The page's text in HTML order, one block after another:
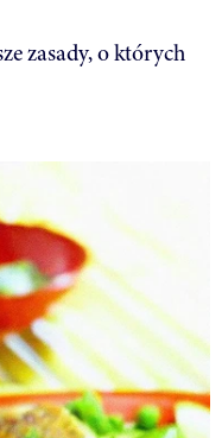
zasady, o których